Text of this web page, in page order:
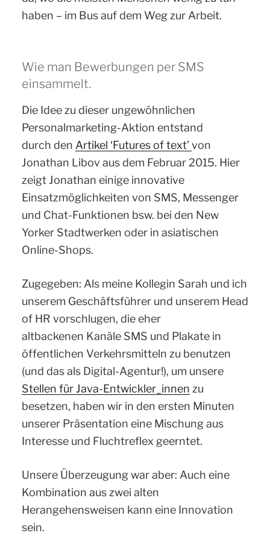
haben – im Bus auf dem Weg zur Arbeit.
Wie man Bewerbungen per SMS
einsammelt.
Die Idee zu dieser ungewöhnlichen
Personalmarketing-Aktion entstand
durch den Artikel ‘Futures of text’ von
Jonathan Libov aus dem Februar 2015. Hier
zeigt Jonathan einige innovative
Einsatzmöglichkeiten von SMS, Messenger
und Chat-Funktionen bsw. bei den New
Yorker Stadtwerken oder in asiatischen
Online-Shops.
Zugegeben: Als meine Kollegin Sarah und ich
unserem Geschäftsführer und unserem Head
of HR vorschlugen, die eher
altbackenen Kanäle SMS und Plakate in
öffentlichen Verkehrsmitteln zu benutzen
(und das als Digital-Agentur!), um unsere
Stellen für Java-Entwickler_innen zu
besetzen, haben wir in den ersten Minuten
unserer Präsentation eine Mischung aus
Interesse und Fluchtreflex geerntet.
Unsere Überzeugung war aber: Auch eine
Kombination aus zwei alten
Herangehensweisen kann eine Innovation
sein.